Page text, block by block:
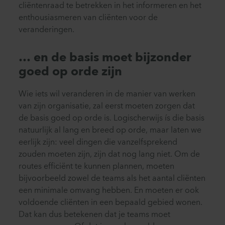
cliëntenraad te betrekken in het informeren en het
enthousiasmeren van cliënten voor de
veranderingen.
… en de basis moet bijzonder
goed op orde zijn
Wie iets wil veranderen in de manier van werken
van zijn organisatie, zal eerst moeten zorgen dat
de basis goed op orde is. Logischerwijs ís die basis
natuurlijk al lang en breed op orde, maar laten we
eerlijk zijn: veel dingen die vanzelfsprekend
zouden moeten zijn, zijn dat nog lang niet. Om de
routes efficiënt te kunnen plannen, moeten
bijvoorbeeld zowel de teams als het aantal cliënten
een minimale omvang hebben. En moeten er ook
voldoende cliënten in een bepaald gebied wonen.
Dat kan dus betekenen dat je teams moet